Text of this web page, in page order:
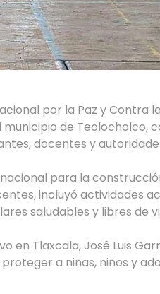
por la Paz y Contra
municipio de Teolocholco,
docentes y
para la
incluyó actividades
saludables y libres de
en Tlaxcala, José Luis
a niñas, niños y